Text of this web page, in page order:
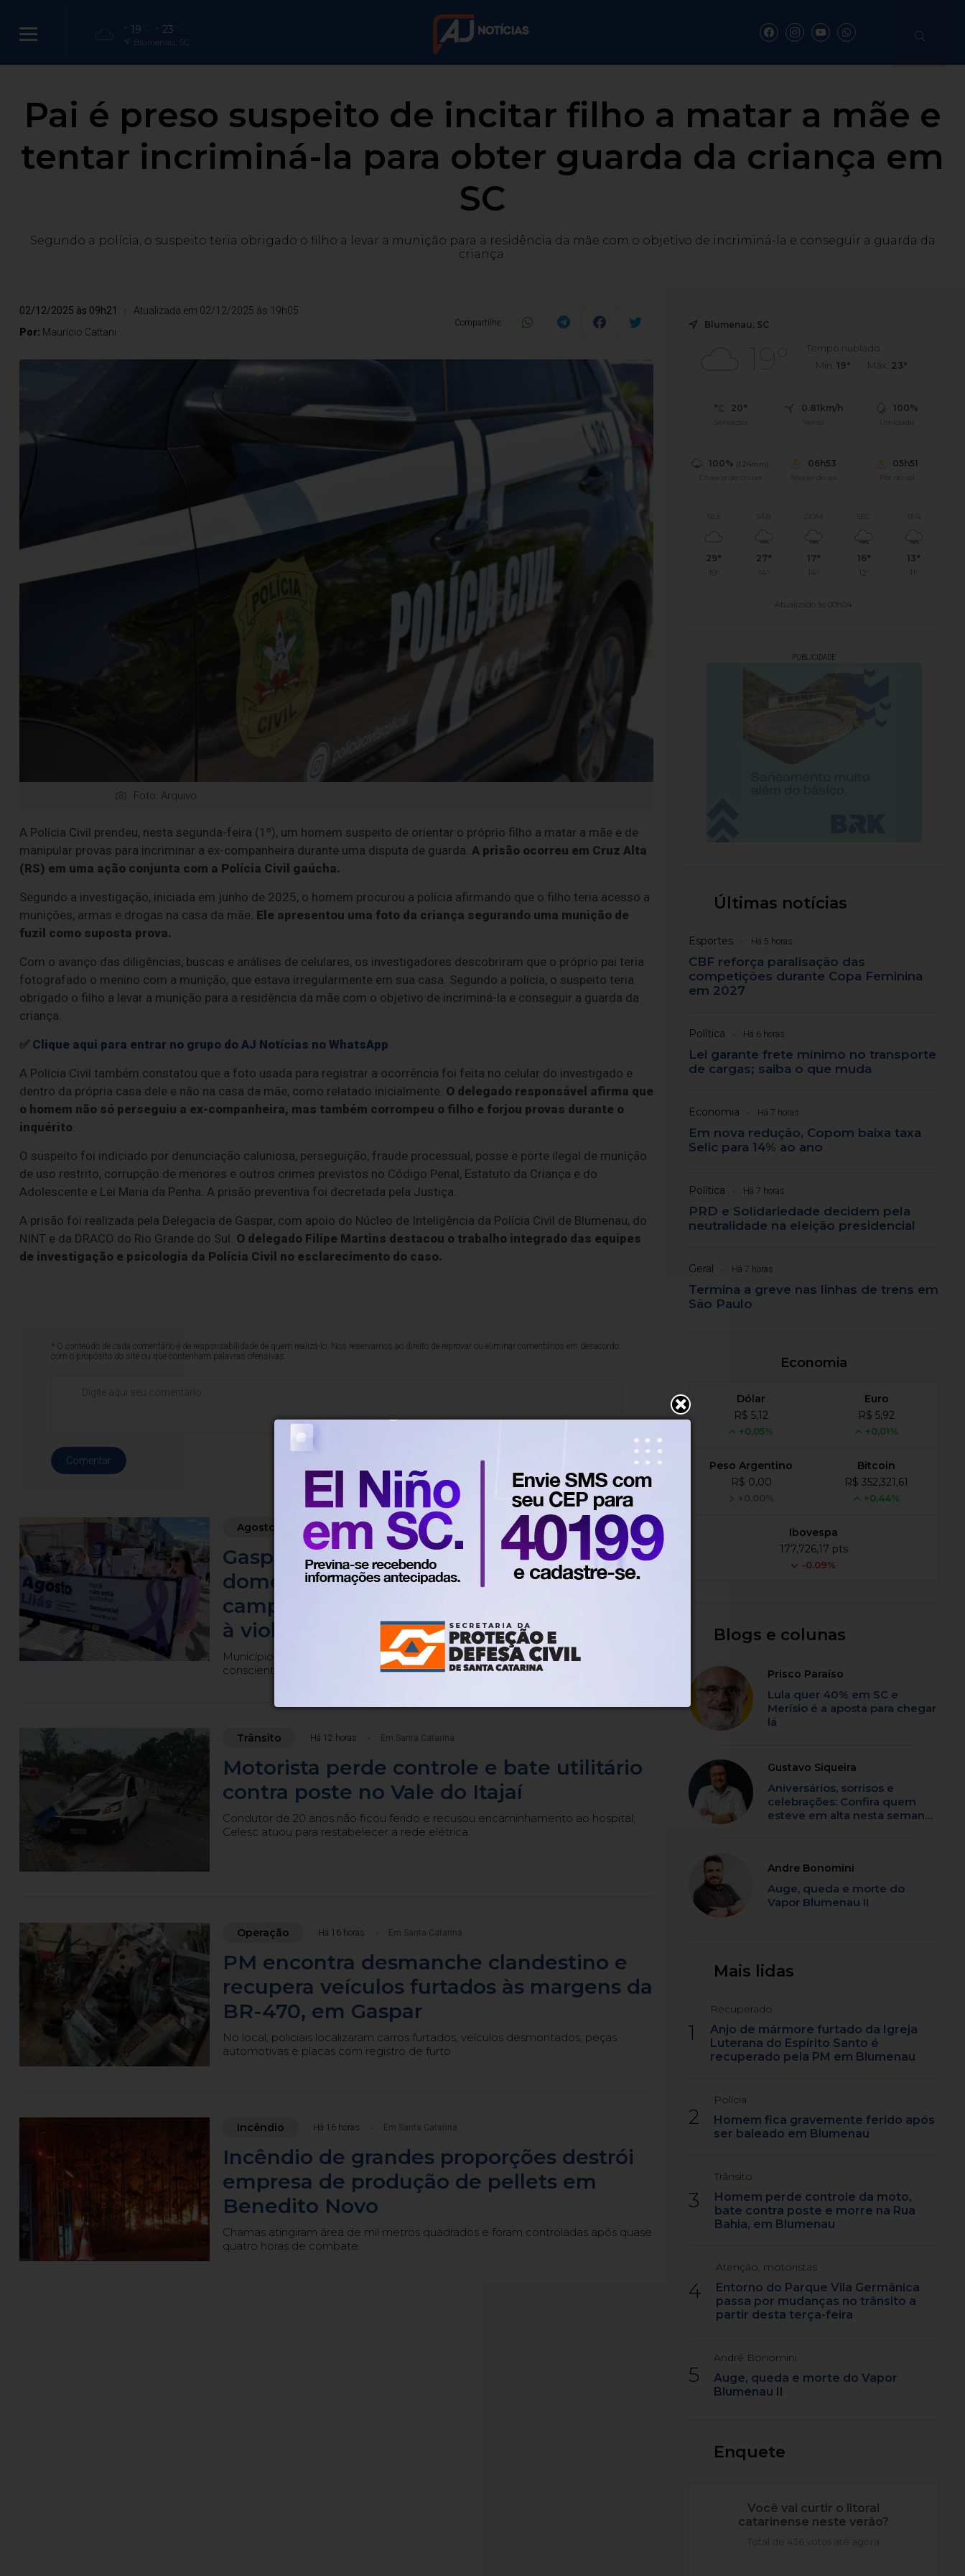
19 23
Blumenau, SC
Pai é preso suspeito de incitar filho a matar a mãe e
tentar incriminá-la para obter guarda da criança em
SC
Segundo a polícia, o suspeito teria obrigado o filho a levar a munição para a residência da mãe com o objetivo de incriminá-la e conseguir a guarda da
criança.
02/12/2025 às 09h21
Atualizada em 02/12/2025 às 19h05
Por: Maurício Cattani
Compartilhe:
Foto: Arquivo
A Polícia Civil prendeu, nesta segunda-feira (1º), um homem suspeito de orientar o próprio filho a matar a mãe e de
manipular provas para incriminar a ex-companheira durante uma disputa de guarda. A prisão ocorreu em Cruz Alta
(RS) em uma ação conjunta com a Polícia Civil gaúcha.
Segundo a investigação, iniciada em junho de 2025, o homem procurou a polícia afirmando que o filho teria acesso a
munições, armas e drogas na casa da mãe. Ele apresentou uma foto da criança segurando uma munição de
fuzil como suposta prova.
Com o avanço das diligências, buscas e análises de celulares, os investigadores descobriram que o próprio pai teria
fotografado o menino com a munição, que estava irregularmente em sua casa. Segundo a polícia, o suspeito teria
obrigado o filho a levar a munição para a residência da mãe com o objetivo de incriminá-la e conseguir a guarda da
criança.
✅ Clique aqui para entrar no grupo do AJ Notícias no WhatsApp
A Polícia Civil também constatou que a foto usada para registrar a ocorrência foi feita no celular do investigado e
dentro da própria casa dele e não na casa da mãe, como relatado inicialmente. O delegado responsável afirma que
o homem não só perseguiu a ex-companheira, mas também corrompeu o filho e forjou provas durante o
inquérito.
O suspeito foi indiciado por denunciação caluniosa, perseguição, fraude processual, posse e porte ilegal de munição
de uso restrito, corrupção de menores e outros crimes previstos no Código Penal, Estatuto da Criança e do
Adolescente e Lei Maria da Penha. A prisão preventiva foi decretada pela Justiça.
A prisão foi realizada pela Delegacia de Gaspar, com apoio do Núcleo de Inteligência da Polícia Civil de Blumenau, do
NINT e da DRACO do Rio Grande do Sul. O delegado Filipe Martins destacou o trabalho integrado das equipes
de investigação e psicologia da Polícia Civil no esclarecimento do caso.
* O conteúdo de cada comentário é de responsabilidade de quem realizá-lo. Nos reservamos ao direito de reprovar ou eliminar comentários em desacordo
com o propósito do site ou que contenham palavras ofensivas.
Comentar
Agosto Lilás Há 10 horas Em Santa Catarina
Gaspar registra 364 casos de violência
doméstica no primeiro semestre de 2026;
campanha Agosto Lilás reforça combate
à violência
Município realiza caminhada do Agosto Lilás neste sábado (8) e reforça ações de
conscientização e atendimento às mulheres em situação de violência.
Trânsito Há 12 horas Em Santa Catarina
Motorista perde controle e bate utilitário
contra poste no Vale do Itajaí
Condutor de 20 anos não ficou ferido e recusou encaminhamento ao hospital;
Celesc atuou para restabelecer a rede elétrica.
Operação Há 16 horas Em Santa Catarina
PM encontra desmanche clandestino e
recupera veículos furtados às margens da
BR-470, em Gaspar
No local, policiais localizaram carros furtados, veículos desmontados, peças
automotivas e placas com registro de furto
Incêndio Há 16 horas Em Santa Catarina
Incêndio de grandes proporções destrói
empresa de produção de pellets em
Benedito Novo
Chamas atingiram área de mil metros quadrados e foram controladas após quase
quatro horas de combate.
Blumenau, SC
19°
Tempo nublado
Mín.19° Máx. 23°
20°
Sensação
0.81km/h
Vento
100%
Umidade
100% (1.24mm)
Chance de chuva
06h53
Nascer do sol
05h51
Pôr do sol
SEX
29°
19°
SÁB
27°
14°
DOM
17°
14°
16°
12°
TER
13°
11°
Atualizado às 00h04
PUBLICIDADE
Últimas notícias
Esportes Há 5 horas
CBF reforça paralisação das
competições durante Copa Feminina
em 2027
Política Há 6 horas
Lei garante frete mínimo no transporte
de cargas; saiba o que muda
Economia Há 7 horas
Em nova redução, Copom baixa taxa
Selic para 14% ao ano
Política Há 7 horas
PRD e Solidariedade decidem pela
neutralidade na eleição presidencial
Geral Há 7 horas
Termina a greve nas linhas de trens em
São Paulo
Economia
Dólar
R$ 5,12
+0,05%
Euro
R$ 5,92
+0,01%
Peso Argentino
R$ 0,00
+0,00%
Bitcoin
R$ 352,321,61
+0,44%
Ibovespa
177,726,17 pts
-0.09%
Blogs e colunas
Prisco Paraíso
Lula quer 40% em SC e
Merísio é a aposta para chegar
lá
Gustavo Siqueira
Aniversários, sorrisos e
celebrações: Confira quem
esteve em alta nesta semana
Andre Bonomini
Auge, queda e morte do
Vapor Blumenau II
Mais lidas
1
Recuperado
Anjo de mármore furtado da Igreja
Luterana do Espírito Santo é
recuperado pela PM em Blumenau
2
Polícia
Homem fica gravemente ferido após
ser baleado em Blumenau
3
Trânsito
Homem perde controle da moto,
bate contra poste e morre na Rua
Bahia, em Blumenau
4
Atenção, motoristas
Entorno do Parque Vila Germânica
passa por mudanças no trânsito a
partir desta terça-feira
5
André Bonomini
Auge, queda e morte do Vapor
Blumenau II
Enquete
Você vai curtir o litoral
catarinense neste verão?
Total de 436 votos até agora